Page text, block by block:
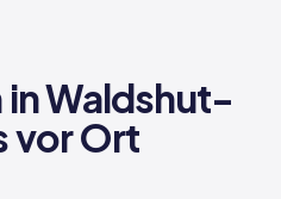
in Waldshut-
vor Ort